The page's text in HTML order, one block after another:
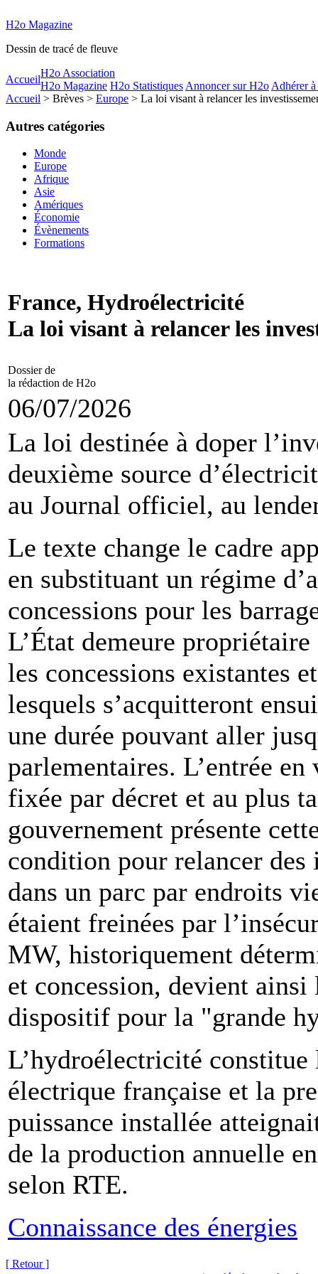
H2o Magazine
Dessin de tracé de fleuve
Accueil
H2o Association
H2o Magazine H2o Statistiques Annoncer sur H2o Adhérer
Accueil > Brèves > Europe > La loi visant à relancer les
Autres catégories
Monde
Europe
Afrique
Asie
Amériques
Économie
Évènements
Formations
France, Hydroélectricité
La loi visant à relancer les
Dossier de
la rédaction de H2o
06/07/2026
La loi destinée à doper
deuxième source
au Journal officiel, au
Le texte change le cadre
en substituant un régime
concessions pour les
L’État demeure
les concessions existantes
lesquels s’acquitteront
une durée pouvant aller
parlementaires. L’entrée
fixée par décret et au plus
gouvernement présente
condition pour relancer des
dans un parc par endroits
étaient freinées par
MW, historiquement
et concession, devient
dispositif pour la "grande
L’hydroélectricité
électrique française et la
puissance installée
de la production annuelle
selon RTE.
Connaissance des énergies
[ Retour ]